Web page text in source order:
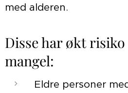
med alderen.
Disse har økt
mangel:
Eldre personer